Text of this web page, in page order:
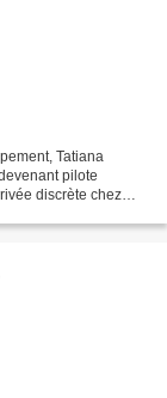
Tatiana
pilote
discrète chez